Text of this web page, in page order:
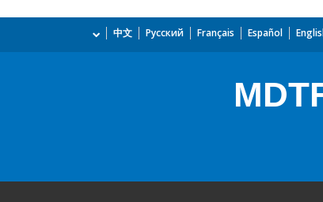
Español
Français
Русский
中文